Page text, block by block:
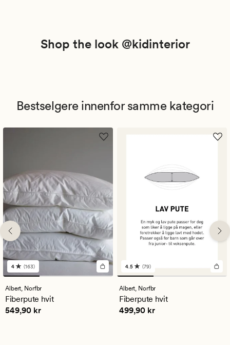
Shop the look @kidinterior
Bestselgere innenfor samme kategori
163
anmeldelser
med
en
gjennomsnittlig
vurdering
4 (163)
Albert, Norfbr
Fiberpute hvit
Pris 549,90 kr
549,90 kr
79
anmeldelser
med
en
gjennomsnittlig
vurdering
4.5 (79)
Albert, Norfbr
Fiberpute hvit
Pris 499,90 kr
499,90 kr